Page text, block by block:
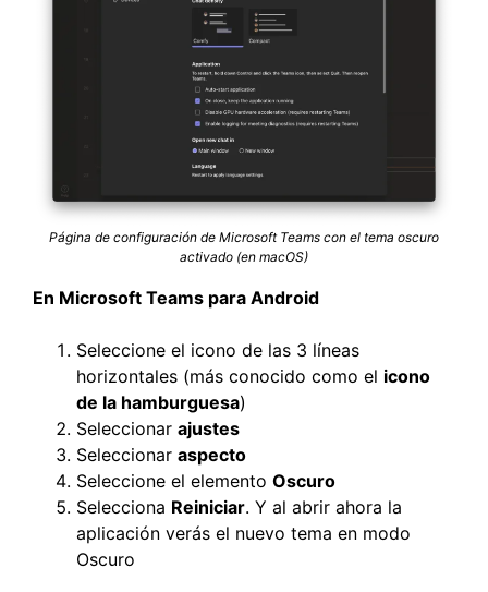
Página de configuración de Microsoft Teams con el tema oscuro
activado (en macOS)
En Microsoft Teams para Android
Seleccione el icono de las 3 líneas
horizontales (más conocido como el icono
de la hamburguesa)
Seleccionar ajustes
Seleccionar aspecto
Seleccione el elemento Oscuro
Selecciona Reiniciar. Y al abrir ahora la
aplicación verás el nuevo tema en modo
Oscuro